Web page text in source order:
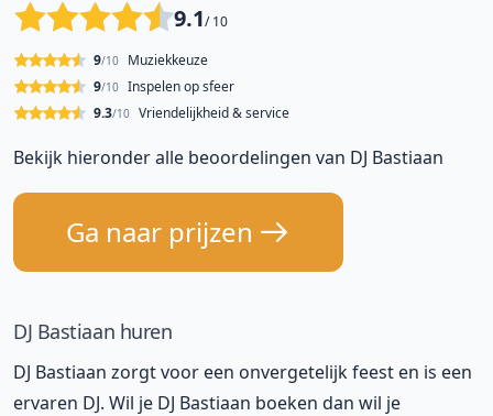
9.1/ 10
Muziekkeuze
9/10
Inspelen op sfeer
9/10
Vriendelijkheid & service
9.3/10
Bekijk hieronder alle beoordelingen van DJ Bastiaan
Ga naar prijzen
DJ Bastiaan huren
DJ Bastiaan zorgt voor een onvergetelijk feest en is een
ervaren DJ. Wil je DJ Bastiaan boeken dan wil je